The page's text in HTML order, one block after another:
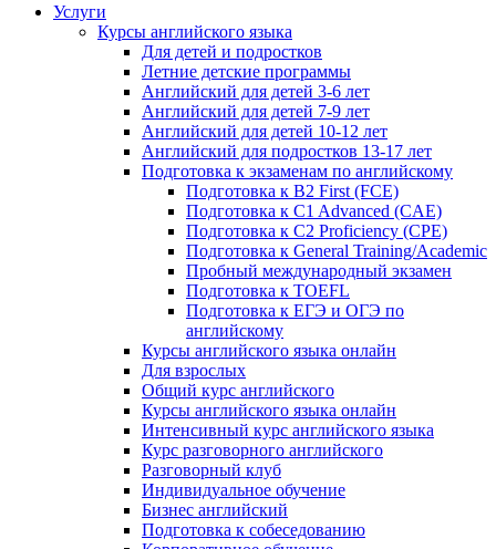
Услуги
Курсы английского языка
Для детей и подростков
Летние детские программы
Английский для детей 3-6 лет
Английский для детей 7-9 лет
Английский для детей 10-12 лет
Английский для подростков 13-17 лет
Подготовка к экзаменам по английскому
Подготовка к B2 First (FCE)
Подготовка к C1 Advanced (CAE)
Подготовка к C2 Proficiency (CPE)
Подготовка к General Training/Academic
Пробный международный экзамен
Подготовка к TOEFL
Подготовка к ЕГЭ и ОГЭ по
английскому
Курсы английского языка онлайн
Для взрослых
Общий курс английского
Курсы английского языка онлайн
Интенсивный курс английского языка
Курс разговорного английского
Разговорный клуб
Индивидуальное обучение
Бизнес английский
Подготовка к собеседованию